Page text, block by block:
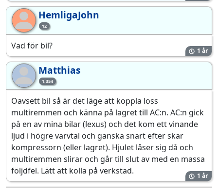
He 12
HemligaJohn
Vad för bil? 1 år
Ma 1.354
Matthias
Oavsett bil så är det läge att koppla loss
multiremmen och känna på lagret till AC:n. AC:n gick
på en av mina bilar (lexus) och det kom ett vinande
ljud i högre varvtal och ganska snart efter skar
kompressorn (eller lagret). Hjulet låser sig då och
multiremmen slirar och går till slut av med en massa
följdfel. Lätt att kolla på verkstad.
1 år